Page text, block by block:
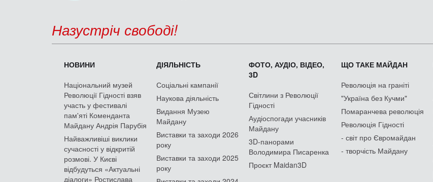
Назустріч свободі!
НОВИНИ
Національний музей
Революції Гідності взяв
участь у фестивалі
пам'яті Коменданта
Майдану Андрія Парубія
Найважливіші виклики
сучасності у відкритій
розмові. У Києві
відбудуться «Актуальні
діалоги» Ростислава
ДІЯЛЬНІСТЬ
Соціальні кампанії
Наукова діяльність
Видання Музею
Майдану
Виставки та заходи 2026
року
Виставки та заходи 2025
року
ФОТО, АУДІО, ВІДЕО,
3D
Світлини з Революції
Гідності
Аудіоспогади учасників
Майдану
3D-панорами
Володимира Писаренка
Проєкт Maidan3D
ЩО ТАКЕ МАЙДАН
Революція на граніті
"Україна без Кучми"
Помаранчева революція
Революція Гідності
- світ про Євромайдан
- творчість Майдану